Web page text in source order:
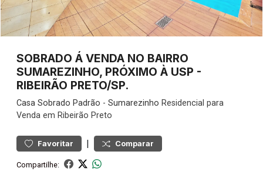
SOBRADO Á VENDA NO BAIRRO
SUMAREZINHO, PRÓXIMO À USP -
RIBEIRÃO PRETO/SP.
Casa Sobrado Padrão - Sumarezinho Residencial para
Venda em Ribeirão Preto
Favoritar | Comparar
Compartilhe: